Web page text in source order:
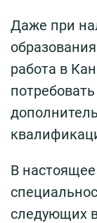
Даже при
работа в
В
следующих